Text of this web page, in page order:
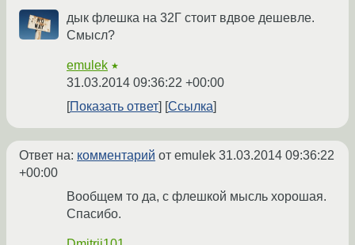
дык флешка на 32Г стоит вдвое дешевле.
Смысл?
emulek ★
31.03.2014 09:36:22 +00:00
Показать ответ
Ссылка
Ответ на: комментарий от emulek 31.03.2014 09:36:22
+00:00
Вообщем то да, с флешкой мысль хорошая.
Спасибо.